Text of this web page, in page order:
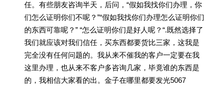
任。有些朋友咨询半天，后问，“假如我找你们办理，你
们怎么证明你们不呢？”“假如我找你们办理怎么证明你们
的东西可靠呢？” “怎么证明你们是好人呢？“.既然选择了
我们就应该对我们信任，买东西都要货比三家，这我是
完全没有任何问题的。我从来不催我的客户一定要在我
这里办理，也从来不客户多咨询几家，毕竟谁的东西是
的，我相信大家看的出。金子在哪里都要发光5067